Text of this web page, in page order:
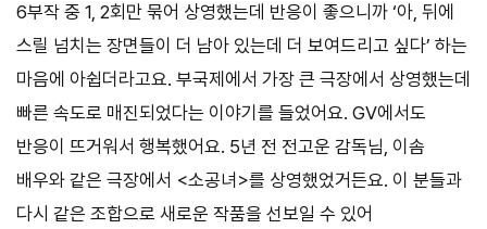
6부작 중 1, 2회만 묶어 상영했는데 반응이 좋으니까 ‘아, 뒤에
스릴 넘치는 장면들이 더 남아 있는데 더 보여드리고 싶다’ 하는
마음에 아쉽더라고요. 부국제에서 가장 큰 극장에서 상영했는데
빠른 속도로 매진되었다는 이야기를 들었어요. GV에서도
반응이 뜨거워서 행복했어요. 5년 전 전고운 감독님, 이솜
배우와 같은 극장에서 <소공녀>를 상영했었거든요. 이 분들과
다시 같은 조합으로 새로운 작품을 선보일 수 있어